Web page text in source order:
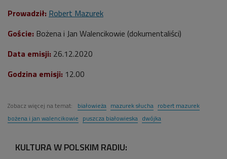
Prowadził: Robert Mazurek
Goście: Bożena i Jan Walencikowie (dokumentaliści)
Data emisji: 26.12.2020
Godzina emisji: 12.00
Zobacz więcej na temat: białowieża mazurek słucha robert mazurek
bożena i jan walencikowie puszcza białowieska dwójka
KULTURA W POLSKIM RADIU: